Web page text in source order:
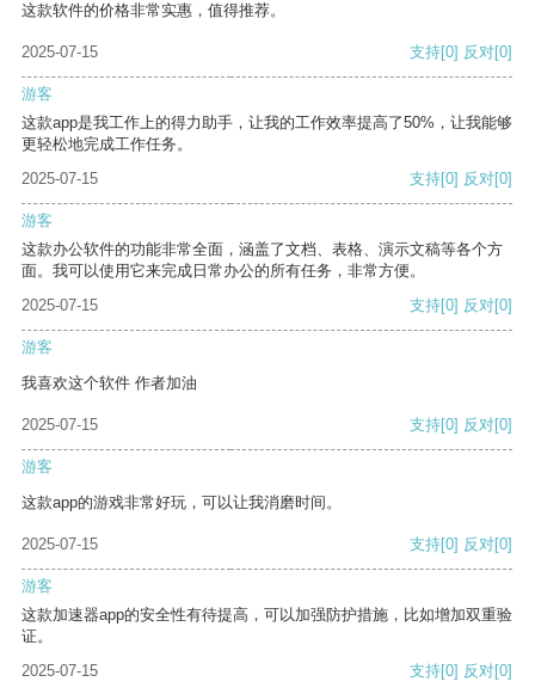
这款软件的价格非常实惠，值得推荐。
2025-07-15 支持[0] 反对[0]
游客
这款app是我工作上的得力助手，让我的工作效率提高了50%，让我能够
更轻松地完成工作任务。
2025-07-15
支持[0] 反对[0]
游客
这款办公软件的功能非常全面，涵盖了文档、表格、演示文稿等各个方
面。我可以使用它来完成日常办公的所有任务，非常方便。
2025-07-15
支持[0] 反对[0]
游客
我喜欢这个软件 作者加油
2025-07-15 支持[0] 反对[0]
游客
这款app的游戏非常好玩，可以让我消磨时间。
2025-07-15 支持[0] 反对[0]
游客
这款加速器app的安全性有待提高，可以加强防护措施，比如增加双重验
证。
2025-07-15
支持[0] 反对[0]